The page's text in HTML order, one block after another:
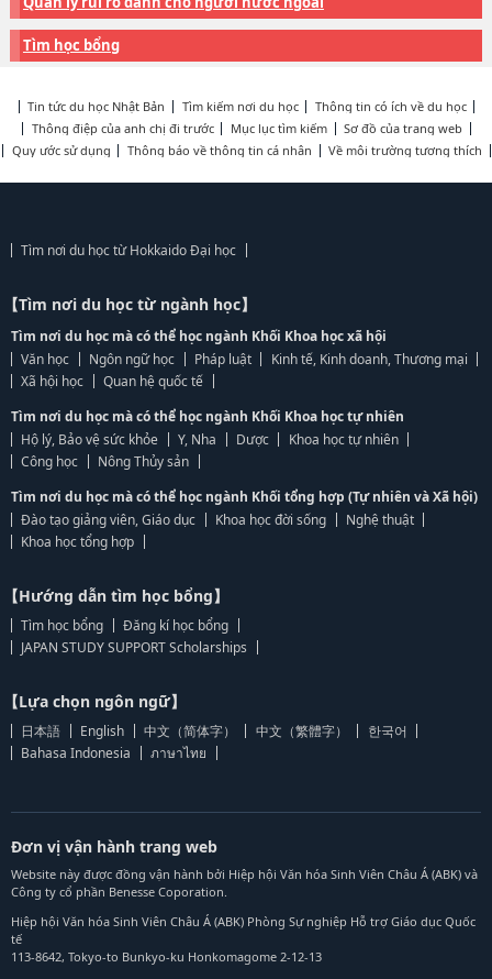
Tìm học bổng
Tin tức du học Nhật Bản Tìm kiếm nơi du học
Thông tin có ích về du học
Thông điệp của anh chị đi trước
Mục lục tìm kiếm
Sơ đồ của trang web
Quy ước sử dụng
Thông báo về thông tin cá nhân Về môi trường tương thích
Tìm nơi du học từ Hokkaido Đại học
【Tìm nơi du học từ ngành học】
Tìm nơi du học mà có thể học ngành Khối Khoa học xã hội
Văn học
Ngôn ngữ học Pháp luật
Kinh tế, Kinh doanh, Thương mại
Xã hội học
Quan hệ quốc tế
Tìm nơi du học mà có thể học ngành Khối Khoa học tự nhiên
Hộ lý, Bảo vệ sức khỏe
Y, Nha Dược
Khoa học tự nhiên
Công học
Nông Thủy sản
Tìm nơi du học mà có thể học ngành Khối tổng hợp (Tự nhiên và Xã hội)
Đào tạo giảng viên, Giáo dục
Khoa học đời sống
Nghệ thuật
Khoa học tổng hợp
【Hướng dẫn tìm học bổng】
Tìm học bổng
Đăng kí học bổng
JAPAN STUDY SUPPORT Scholarships
【Lựa chọn ngôn ngữ】
日本語 English 中文（简体字） 中文（繁體字）
한국어
Bahasa Indonesia
ภาษาไทย
Đơn vị vận hành trang web
Website này được đồng vận hành bởi Hiệp hội Văn hóa Sinh Viên Châu Á (ABK) và
Công ty cổ phần Benesse Coporation.
Hiệp hội Văn hóa Sinh Viên Châu Á (ABK) Phòng Sự nghiệp Hỗ trợ Giáo dục Quốc
tế
113-8642, Tokyo-to Bunkyo-ku Honkomagome 2-12-13